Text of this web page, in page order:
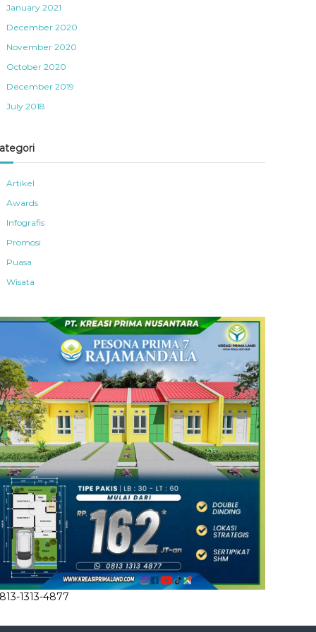
January 2021
December 2020
November 2020
October 2020
December 2019
July 2018
Artikel
Awards
Infografis
Promosi
Puasa
Wisata
1313-4877